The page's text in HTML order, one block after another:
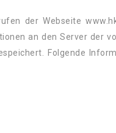
der Webseite
an den Server der
Folgende